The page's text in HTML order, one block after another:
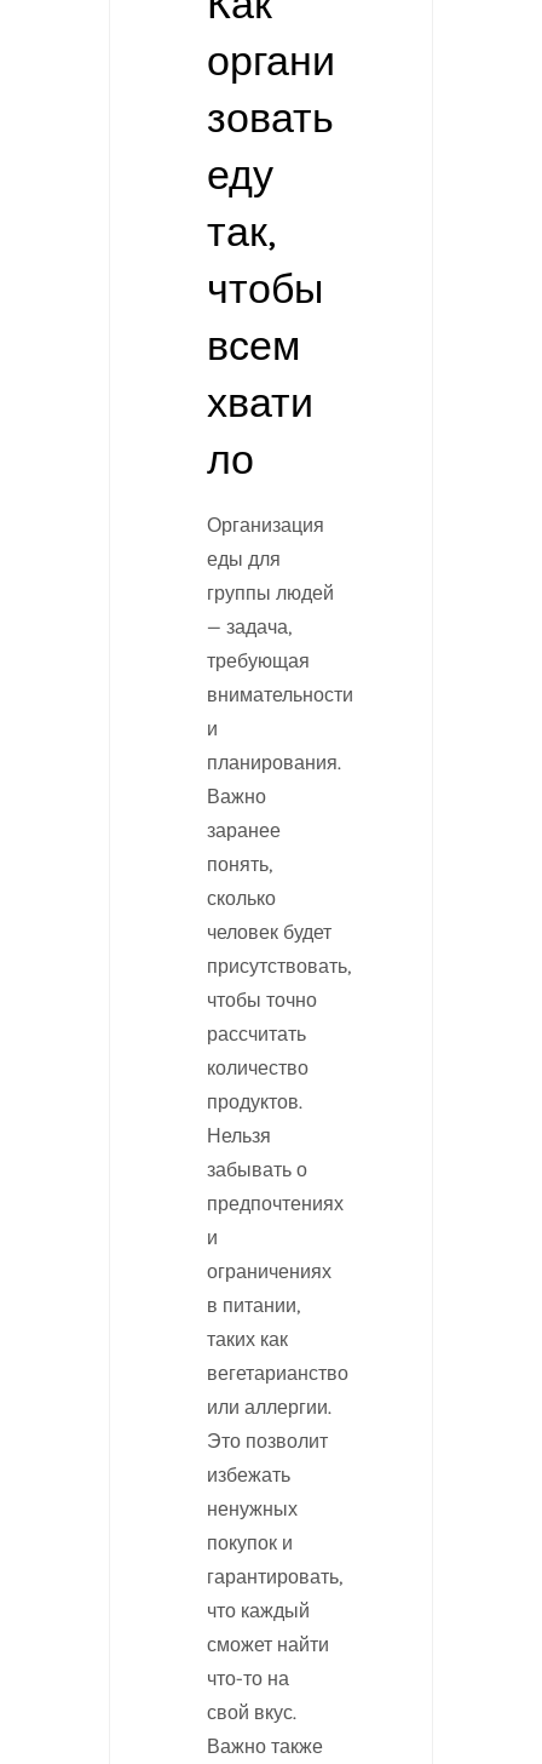
органи
зовать
еду
так,
чтобы
всем
хвати
ло
Организация
еды для
группы людей
— задача,
требующая
внимательности
и
планирования.
Важно
заранее
понять,
сколько
человек будет
присутствовать,
чтобы точно
рассчитать
количество
продуктов.
Нельзя
забывать о
предпочтениях
и
ограничениях
в питании,
таких как
вегетарианство
или аллергии.
Это позволит
избежать
ненужных
покупок и
гарантировать,
что каждый
сможет найти
что-то на
свой вкус.
Важно также